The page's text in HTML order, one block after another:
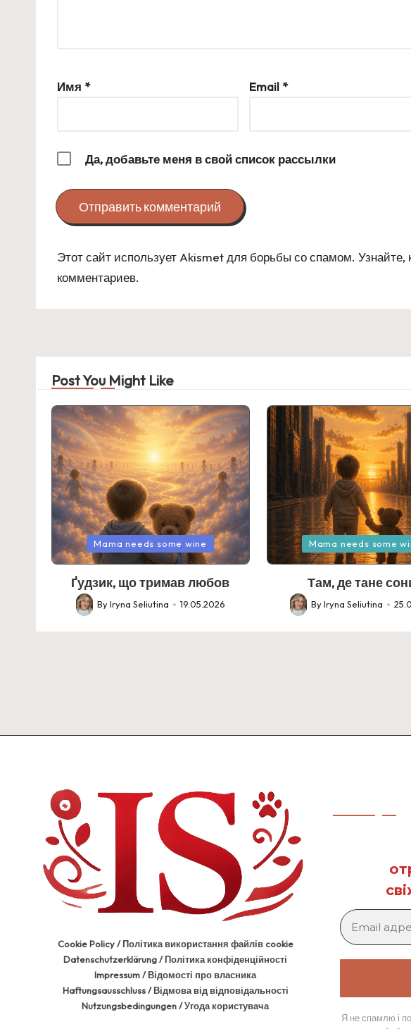
Имя * Email *
Да, добавьте меня в свой список рассылки
Этот сайт использует Akismet для борьбы со спамом. Узнайте,
комментариев.
Post You Might Like
Posted
in
Mama needs some wine
Ґудзик, що тримав любов
Posted
ByIryna Seliutina 19.05.2026
Posted
in
Mama needs some
Там, де тане
Posted
ByIryna Seliutina
Cookie Policy / Політика використання файлів cookie
Datenschutzerklärung / Політика конфіденційності
Impressum / Відомості про власника
Haftungsausschluss / Відмова від відповідальності
Nutzungsbedingungen / Угода користувача
Я не спамлю і